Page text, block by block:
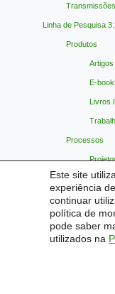
Este site
experiência
continuar
política de
pode saber
utilizados na
Transmissões
Linha de Pesquisa
Produtos
E-
Livros
Processos
Transmissões
Materiais Indicados
Ensino, Aprendizagem